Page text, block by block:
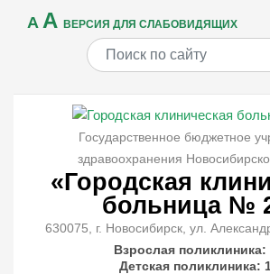
A A ВЕРСИЯ ДЛЯ СЛАБОВИДЯЩИХ
Государственное бюджетное
здравоохранения
«Городская
больница №
630075, г. Новосибирск, ул.
Взрослая поликлиника:
Детская поликлиника: